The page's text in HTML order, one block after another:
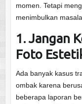
momen. Tetapi
menimbulkan
1. Jangan
Foto
Ada banyak kasus
ombak karena
beberapa laporan